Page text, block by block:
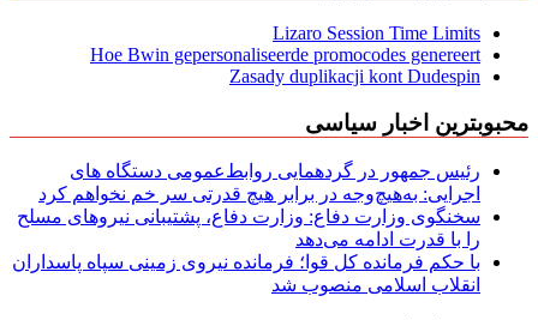
Lizaro Session Time Limits
Hoe Bwin gepersonaliseerde promocodes genereert
Zasady duplikacji kont Dudespin
محبوبترین اخبار سیاسی
رئیس جمهور در گردهمایی روابط‌عمومی دستگاه های
اجرایی: به‌هیچ‌وجه در برابر هیچ قدرتی سر خم نخواهم کرد
سخنگوی وزارت دفاع: وزارت دفاع، پشتیبانی نیرو‌های مسلح
را با قدرت ادامه می‌دهد
با حکم فرمانده کل قوا؛ فرمانده نیروی زمینی سپاه پاسداران
انقلاب اسلامی منصوب شد